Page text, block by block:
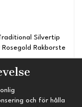
Silvertip
Rosegold Rakborste
och för hålla